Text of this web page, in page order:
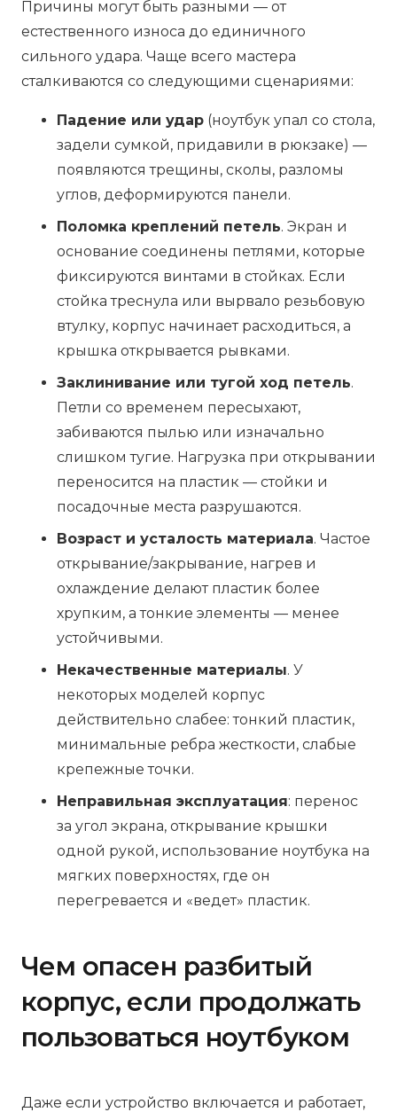
Причины могут быть разными — от
естественного износа до единичного
сильного удара. Чаще всего мастера
сталкиваются со следующими сценариями:
Падение или удар (ноутбук упал со стола,
задели сумкой, придавили в рюкзаке) —
появляются трещины, сколы, разломы
углов, деформируются панели.
Поломка креплений петель. Экран и
основание соединены петлями, которые
фиксируются винтами в стойках. Если
стойка треснула или вырвало резьбовую
втулку, корпус начинает расходиться, а
крышка открывается рывками.
Заклинивание или тугой ход петель.
Петли со временем пересыхают,
забиваются пылью или изначально
слишком тугие. Нагрузка при открывании
переносится на пластик — стойки и
посадочные места разрушаются.
Возраст и усталость материала. Частое
открывание/закрывание, нагрев и
охлаждение делают пластик более
хрупким, а тонкие элементы — менее
устойчивыми.
Некачественные материалы. У
некоторых моделей корпус
действительно слабее: тонкий пластик,
минимальные ребра жесткости, слабые
крепежные точки.
Неправильная эксплуатация: перенос
за угол экрана, открывание крышки
одной рукой, использование ноутбука на
мягких поверхностях, где он
перегревается и «ведет» пластик.
Чем опасен разбитый
корпус, если продолжать
пользоваться ноутбуком
Даже если устройство включается и работает,